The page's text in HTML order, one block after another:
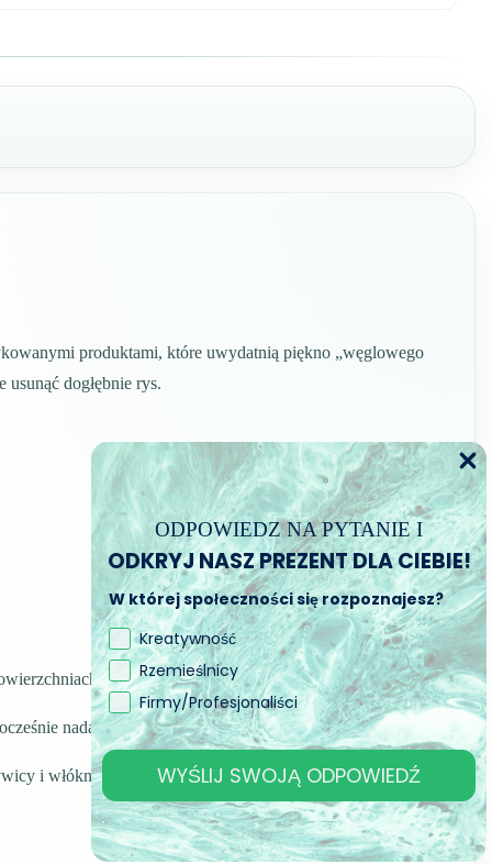
produktami, które uwydatnią piękno „węglowego
dogłębnie rys.
po polerowaniu.
nadaje głęboki połysk, jaki potrafi tylko lakier.
i włókna węglowego.
ODPOWIEDZ NA PYTANIE I
ODKRYJ NASZ PREZENT DLA CIEBIE!
W której społeczności się rozpoznajesz?
Kreatywność
Rzemieślnicy
Firmy/Profesjonaliści
WYŚLIJ SWOJĄ ODPOWIEDŹ